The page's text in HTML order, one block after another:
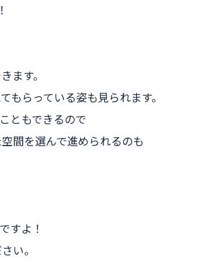
ます。
らっている姿も見られます。
ともできるので
間を選んで進められるのも
すよ！
い。